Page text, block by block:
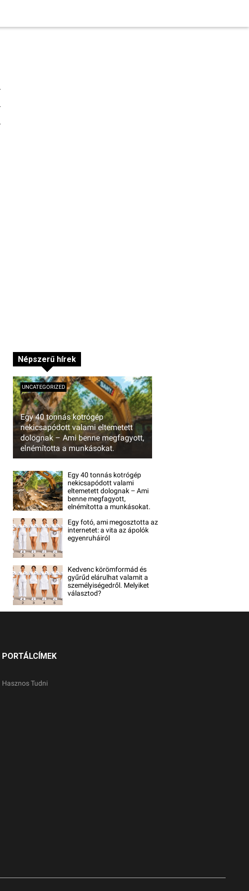
Népszerű hírek
Egy 40 tonnás kotrógép
nekicsapódott valami eltemetett
dolognak – Ami benne megfagyott,
elnémította a munkásokat.
UNCATEGORIZED
Egy 40 tonnás kotrógép
nekicsapódott valami
eltemetett dolognak – Ami
benne megfagyott,
elnémította a munkásokat.
Egy fotó, ami megosztotta az
internetet: a vita az ápolók
egyenruháiról
Kedvenc körömformád és
gyűrűd elárulhat valamit a
személyiségedről. Melyiket
választod?
PORTÁLCÍMEK
Hasznos Tudni